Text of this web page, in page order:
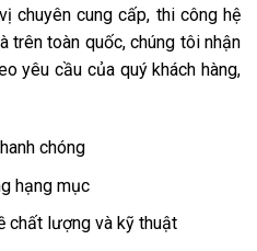
chuyên cung cấp, thi công hệ
trên toàn quốc, chúng tôi nhận
yêu cầu của quý khách hàng,
chóng
hạng mục
chất lượng và kỹ thuật